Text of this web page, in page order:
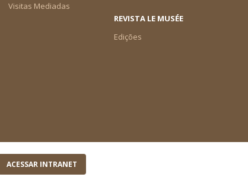
Visitas Mediadas
REVISTA LE MUSÉE
Edições
ACESSAR INTRANET